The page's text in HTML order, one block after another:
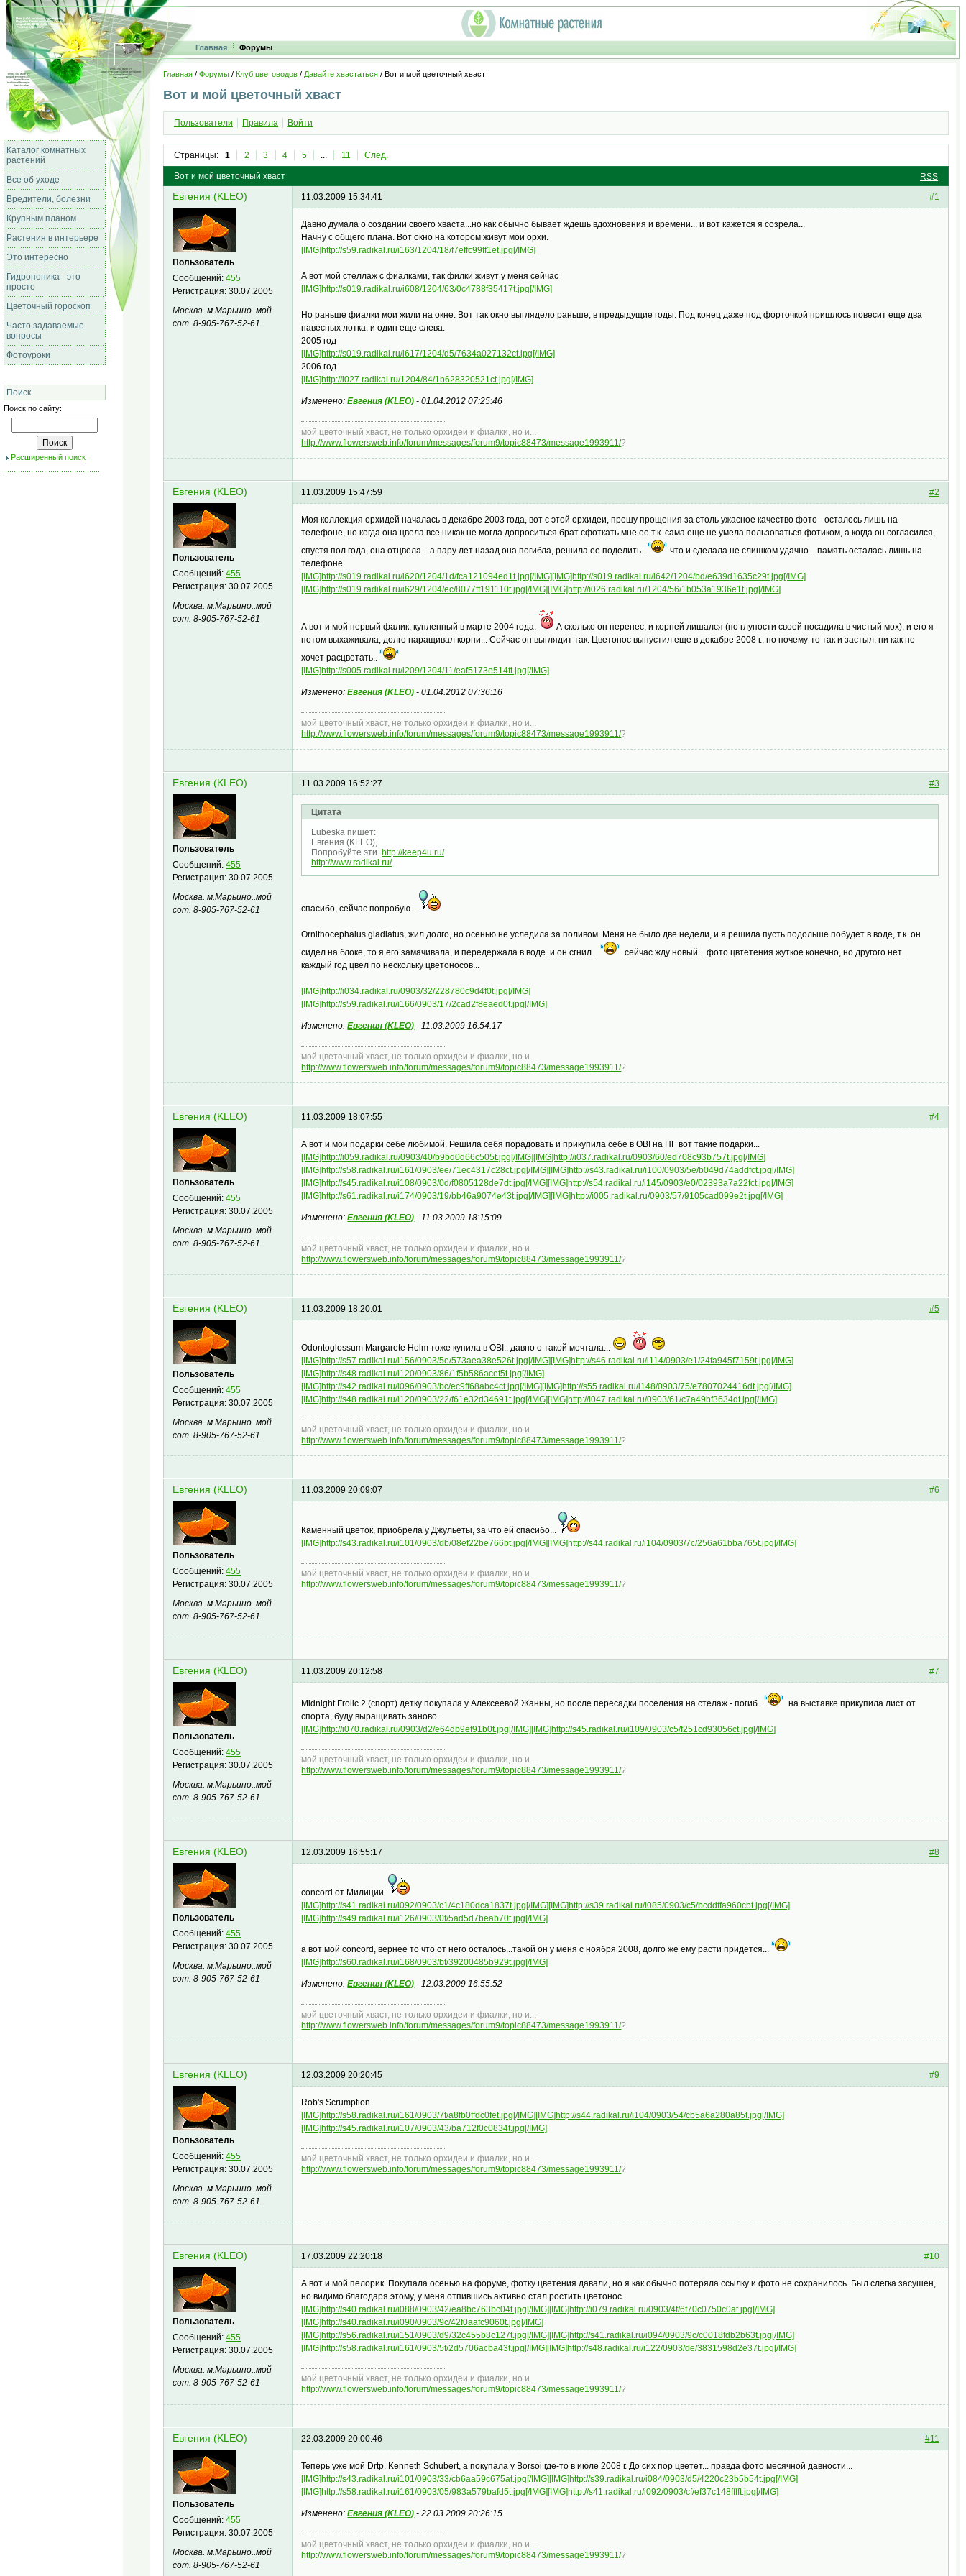
Главная Форумы
Каталог комнатных
растений
Все об уходе
Вредители, болезни
Крупным планом
Растения в интерьере
Это интересно
Гидропоника - это
просто
Цветочный гороскоп
Часто задаваемые
вопросы
Фотоуроки
Поиск
Поиск по сайту:
Расширенный поиск
Главная / Форумы / Клуб цветоводов / Давайте хвастаться / Вот и мой цветочный хваст
Вот и мой цветочный хваст
Пользователи Правила Войти
Страницы: 1 2 3 4 5 ... 11 След.
RSS
Вот и мой цветочный хваст
Евгения (KLEO)
Пользователь
Сообщений:455
Регистрация:30.07.2005
Москва. м.Марьино..мой
сот. 8-905-767-52-61
#1
11.03.2009 15:34:41
Давно думала о создании своего хваста...но как обычно бывает ждешь вдохновения и времени... и вот кажется я созрела...
Начну с общего плана. Вот окно на котором живут мои орхи.
[IMG]http://s59.radikal.ru/i163/1204/18/f7effc99ff1et.jpg[/IMG]
А вот мой стеллаж с фиалками, так филки живут у меня сейчас
[IMG]http://s019.radikal.ru/i608/1204/63/0c4788f35417t.jpg[/IMG]
Но раньше фиалки мои жили на окне. Вот так окно выглядело раньше, в предыдущие годы. Под конец даже под форточкой пришлось повесит еще два
навесных лотка, и один еще слева.
2005 год
[IMG]http://s019.radikal.ru/i617/1204/d5/7634a027132ct.jpg[/IMG]
2006 год
[IMG]http://i027.radikal.ru/1204/84/1b628320521ct.jpg[/IMG]
Изменено:Евгения (KLEO) -01.04.2012 07:25:46
мой цветочный хваст, не только орхидеи и фиалки, но и...
http://www.flowersweb.info/forum/messages/forum9/topic88473/message1993911/?
Евгения (KLEO)
Пользователь
Сообщений:455
Регистрация:30.07.2005
Москва. м.Марьино..мой
сот. 8-905-767-52-61
#2
11.03.2009 15:47:59
Моя коллекция орхидей началась в декабре 2003 года, вот с этой орхидеи, прошу прощения за столь ужасное качество фото - осталось лишь на
телефоне, но когда она цвела все никак не могла допроситься брат сфоткать мне ее т.к. сама еще не умела пользоваться фотиком, а когда он согласился,
спустя пол года, она отцвела... а пару лет назад она погибла, решила ее поделить..
что и сделала не слишком удачно... память осталась лишь на
телефоне.
[IMG]http://s019.radikal.ru/i620/1204/1d/fca121094ed1t.jpg[/IMG][IMG]http://s019.radikal.ru/i642/1204/bd/e639d1635c29t.jpg[/IMG]
[IMG]http://s019.radikal.ru/i629/1204/ec/8077ff191110t.jpg[/IMG][IMG]http://i026.radikal.ru/1204/56/1b053a1936e1t.jpg[/IMG]
А вот и мой первый фалик, купленный в марте 2004 года.
А сколько он перенес, и корней лишался (по глупости своей посадила в чистый мох), и его я
потом выхаживала, долго наращивал корни... Сейчас он выглядит так. Цветонос выпустил еще в декабре 2008 г., но почему-то так и застыл, ни как не
хочет расцветать..
[IMG]http://s005.radikal.ru/i209/1204/11/eaf5173e514ft.jpg[/IMG]
Изменено:Евгения (KLEO) -01.04.2012 07:36:16
мой цветочный хваст, не только орхидеи и фиалки, но и...
http://www.flowersweb.info/forum/messages/forum9/topic88473/message1993911/?
Евгения (KLEO)
Пользователь
Сообщений:455
Регистрация:30.07.2005
Москва. м.Марьино..мой
сот. 8-905-767-52-61
#3
11.03.2009 16:52:27
Цитата
Lubeska пишет:
Евгения (KLEO),
Попробуйте эти http://keep4u.ru/
http://www.radikal.ru/
спасибо, сейчас попробую...
Ornithocephalus gladiatus, жил долго, но осенью не уследила за поливом. Меня не было две недели, и я решила пусть подольше побудет в воде, т.к. он
сидел на блоке, то я его замачивала, и передержала в воде и он сгнил...
сейчас жду новый... фото цвтетения жуткое конечно, но другого нет...
каждый год цвел по нескольку цветоносов...
[IMG]http://i034.radikal.ru/0903/32/228780c9d4f0t.jpg[/IMG]
[IMG]http://s59.radikal.ru/i166/0903/17/2cad2f8eaed0t.jpg[/IMG]
Изменено:Евгения (KLEO) -11.03.2009 16:54:17
мой цветочный хваст, не только орхидеи и фиалки, но и...
http://www.flowersweb.info/forum/messages/forum9/topic88473/message1993911/?
Евгения (KLEO)
Пользователь
Сообщений:455
Регистрация:30.07.2005
Москва. м.Марьино..мой
сот. 8-905-767-52-61
#4
11.03.2009 18:07:55
А вот и мои подарки себе любимой. Решила себя порадовать и прикупила себе в OBI на НГ вот такие подарки...
[IMG]http://i059.radikal.ru/0903/40/b9bd0d66c505t.jpg[/IMG][IMG]http://i037.radikal.ru/0903/60/ed708c93b757t.jpg[/IMG]
[IMG]http://s58.radikal.ru/i161/0903/ee/71ec4317c28ct.jpg[/IMG][IMG]http://s43.radikal.ru/i100/0903/5e/b049d74addfct.jpg[/IMG]
[IMG]http://s45.radikal.ru/i108/0903/0d/f0805128de7dt.jpg[/IMG][IMG]http://s54.radikal.ru/i145/0903/e0/02393a7a22fct.jpg[/IMG]
[IMG]http://s61.radikal.ru/i174/0903/19/bb46a9074e43t.jpg[/IMG][IMG]http://i005.radikal.ru/0903/57/9105cad099e2t.jpg[/IMG]
Изменено:Евгения (KLEO) -11.03.2009 18:15:09
мой цветочный хваст, не только орхидеи и фиалки, но и...
http://www.flowersweb.info/forum/messages/forum9/topic88473/message1993911/?
Евгения (KLEO)
Пользователь
Сообщений:455
Регистрация:30.07.2005
Москва. м.Марьино..мой
сот. 8-905-767-52-61
#5
11.03.2009 18:20:01
Odontoglossum Margarete Holm тоже купила в OBI.. давно о такой мечтала...
[IMG]http://s57.radikal.ru/i156/0903/5e/573aea38e526t.jpg[/IMG][IMG]http://s46.radikal.ru/i114/0903/e1/24fa945f7159t.jpg[/IMG]
[IMG]http://s48.radikal.ru/i120/0903/86/1f5b586acef5t.jpg[/IMG]
[IMG]http://s42.radikal.ru/i096/0903/bc/ec9ff68abc4ct.jpg[/IMG][IMG]http://s55.radikal.ru/i148/0903/75/e7807024416dt.jpg[/IMG]
[IMG]http://s48.radikal.ru/i120/0903/22/f61e32d34691t.jpg[/IMG][IMG]http://i047.radikal.ru/0903/61/c7a49bf3634dt.jpg[/IMG]
мой цветочный хваст, не только орхидеи и фиалки, но и...
http://www.flowersweb.info/forum/messages/forum9/topic88473/message1993911/?
Евгения (KLEO)
Пользователь
Сообщений:455
Регистрация:30.07.2005
Москва. м.Марьино..мой
сот. 8-905-767-52-61
#6
11.03.2009 20:09:07
Каменный цветок, приобрела у Джульеты, за что ей спасибо...
[IMG]http://s43.radikal.ru/i101/0903/db/08ef22be766bt.jpg[/IMG][IMG]http://s44.radikal.ru/i104/0903/7c/256a61bba765t.jpg[/IMG]
мой цветочный хваст, не только орхидеи и фиалки, но и...
http://www.flowersweb.info/forum/messages/forum9/topic88473/message1993911/?
Евгения (KLEO)
Пользователь
Сообщений:455
Регистрация:30.07.2005
Москва. м.Марьино..мой
сот. 8-905-767-52-61
#7
11.03.2009 20:12:58
Midnight Frolic 2 (спорт) детку покупала у Алексеевой Жанны, но после пересадки поселения на стелаж - погиб..
на выставке прикупила лист от
спорта, буду выращивать заново..
[IMG]http://i070.radikal.ru/0903/d2/e64db9ef91b0t.jpg[/IMG][IMG]http://s45.radikal.ru/i109/0903/c5/f251cd93056ct.jpg[/IMG]
мой цветочный хваст, не только орхидеи и фиалки, но и...
http://www.flowersweb.info/forum/messages/forum9/topic88473/message1993911/?
Евгения (KLEO)
Пользователь
Сообщений:455
Регистрация:30.07.2005
Москва. м.Марьино..мой
сот. 8-905-767-52-61
#8
12.03.2009 16:55:17
concord от Милиции
[IMG]http://s41.radikal.ru/i092/0903/c1/4c180dca1837t.jpg[/IMG][IMG]http://s39.radikal.ru/i085/0903/c5/bcddffa960cbt.jpg[/IMG]
[IMG]http://s49.radikal.ru/i126/0903/0f/5ad5d7beab70t.jpg[/IMG]
а вот мой concord, вернее то что от него осталось...такой он у меня с ноября 2008, долго же ему расти придется...
[IMG]http://s60.radikal.ru/i168/0903/bf/39200485b929t.jpg[/IMG]
Изменено:Евгения (KLEO) -12.03.2009 16:55:52
мой цветочный хваст, не только орхидеи и фиалки, но и...
http://www.flowersweb.info/forum/messages/forum9/topic88473/message1993911/?
Евгения (KLEO)
Пользователь
Сообщений:455
Регистрация:30.07.2005
Москва. м.Марьино..мой
сот. 8-905-767-52-61
#9
12.03.2009 20:20:45
Rob's Scrumption
[IMG]http://s58.radikal.ru/i161/0903/7f/a8fb0ffdc0fet.jpg[/IMG][IMG]http://s44.radikal.ru/i104/0903/54/cb5a6a280a85t.jpg[/IMG]
[IMG]http://s45.radikal.ru/i107/0903/43/ba712f0c0834t.jpg[/IMG]
мой цветочный хваст, не только орхидеи и фиалки, но и...
http://www.flowersweb.info/forum/messages/forum9/topic88473/message1993911/?
Евгения (KLEO)
Пользователь
Сообщений:455
Регистрация:30.07.2005
Москва. м.Марьино..мой
сот. 8-905-767-52-61
#10
17.03.2009 22:20:18
А вот и мой пелорик. Покупала осенью на форуме, фотку цветения давали, но я как обычно потеряла ссылку и фото не сохранилось. Был слегка засушен,
но видимо благодаря этому, у меня отпившись активно стал ростить цветонос.
[IMG]http://s40.radikal.ru/i088/0903/42/ea8bc763bc04t.jpg[/IMG][IMG]http://i079.radikal.ru/0903/4f/6f70c0750c0at.jpg[/IMG]
[IMG]http://s40.radikal.ru/i090/0903/9c/42f0aafc9060t.jpg[/IMG]
[IMG]http://s56.radikal.ru/i151/0903/d9/32c455b8c127t.jpg[/IMG][IMG]http://s41.radikal.ru/i094/0903/9c/c0018fdb2b63t.jpg[/IMG]
[IMG]http://s58.radikal.ru/i161/0903/5f/2d5706acba43t.jpg[/IMG][IMG]http://s48.radikal.ru/i122/0903/de/3831598d2e37t.jpg[/IMG]
мой цветочный хваст, не только орхидеи и фиалки, но и...
http://www.flowersweb.info/forum/messages/forum9/topic88473/message1993911/?
Евгения (KLEO)
Пользователь
Сообщений:455
Регистрация:30.07.2005
Москва. м.Марьино..мой
сот. 8-905-767-52-61
#11
22.03.2009 20:00:46
Теперь уже мой Drtp. Kenneth Schubert, а покупала у Borsoi где-то в июле 2008 г. До сих пор цветет... правда фото месячной давности...
[IMG]http://s43.radikal.ru/i101/0903/33/cb6aa59c675at.jpg[/IMG][IMG]http://s39.radikal.ru/i084/0903/d5/4220c23b5b54t.jpg[/IMG]
[IMG]http://s58.radikal.ru/i161/0903/05/983a579bafd5t.jpg[/IMG][IMG]http://s41.radikal.ru/i092/0903/cf/ef37c148fffft.jpg[/IMG]
Изменено:Евгения (KLEO) -22.03.2009 20:26:15
мой цветочный хваст, не только орхидеи и фиалки, но и...
http://www.flowersweb.info/forum/messages/forum9/topic88473/message1993911/?